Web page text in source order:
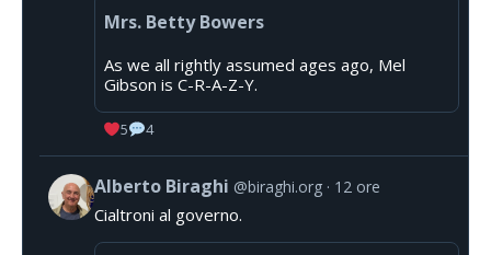
Mrs. Betty Bowers
As we all rightly assumed ages ago, Mel
Gibson is C-R-A-Z-Y.
5 4
Alberto Biraghi @biraghi.org 12 ore
Cialtroni al governo.